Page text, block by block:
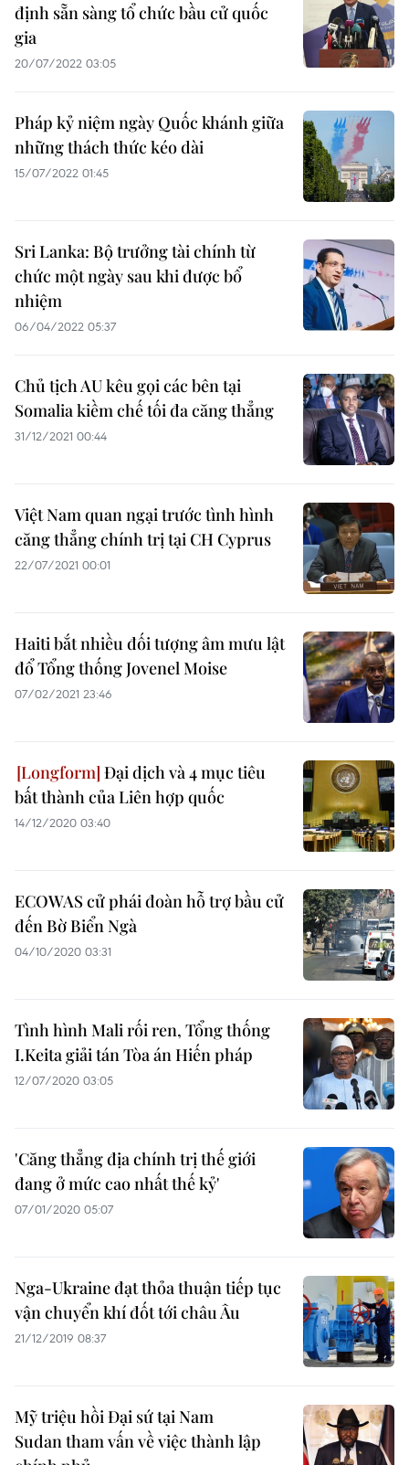
định sẵn sàng tổ chức bầu cử quốc
gia
20/07/2022 03:05
Pháp kỷ niệm ngày Quốc khánh giữa
những thách thức kéo dài
15/07/2022 01:45
Sri Lanka: Bộ trưởng tài chính từ
chức một ngày sau khi được bổ
nhiệm
06/04/2022 05:37
Chủ tịch AU kêu gọi các bên tại
Somalia kiềm chế tối đa căng thẳng
31/12/2021 00:44
Việt Nam quan ngại trước tình hình
căng thẳng chính trị tại CH Cyprus
22/07/2021 00:01
Haiti bắt nhiều đối tượng âm mưu lật
đổ Tổng thống Jovenel Moise
07/02/2021 23:46
Đại dịch và 4 mục tiêu
bất thành của Liên hợp quốc
14/12/2020 03:40
ECOWAS cử phái đoàn hỗ trợ bầu cử
đến Bờ Biển Ngà
04/10/2020 03:31
Tình hình Mali rối ren, Tổng thống
I.Keita giải tán Tòa án Hiến pháp
12/07/2020 03:05
'Căng thẳng địa chính trị thế giới
đang ở mức cao nhất thế kỷ'
07/01/2020 05:07
Nga-Ukraine đạt thỏa thuận tiếp tục
vận chuyển khí đốt tới châu Âu
21/12/2019 08:37
Mỹ triệu hồi Đại sứ tại Nam
Sudan tham vấn về việc thành lập